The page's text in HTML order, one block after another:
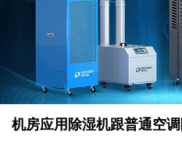
机房应用除湿机跟普通空